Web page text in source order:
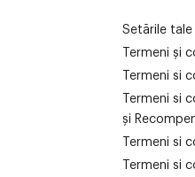
Setările
Termeni și
Termeni si
Termeni si
și
Termeni si
Termeni si